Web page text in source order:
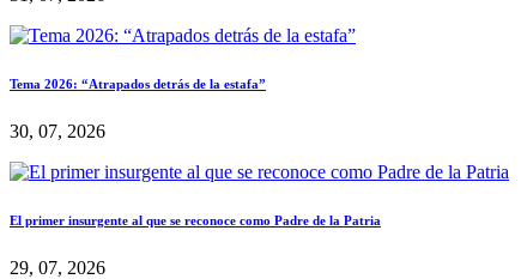
Tema 2026: “Atrapados detrás de la estafa”
30, 07, 2026
El primer insurgente al que se reconoce como Padre de la Patria
29, 07, 2026